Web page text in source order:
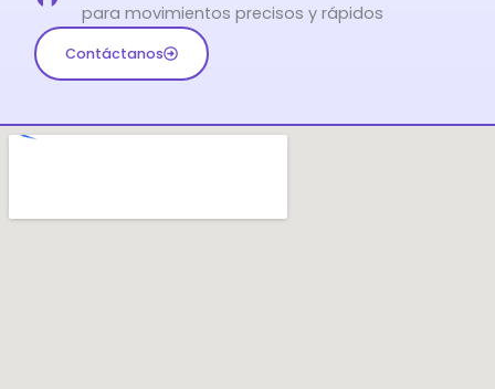
para movimientos precisos y rápidos
Contáctanos